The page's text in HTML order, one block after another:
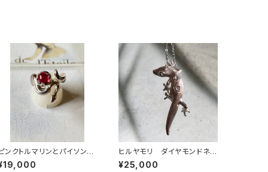
ンクトルマリンとパイソンの
輪
ヒルヤモリ ダイヤモンドネッ
クレス
¥25,000